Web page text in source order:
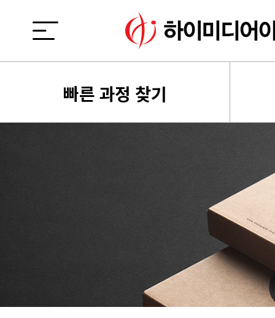
빠른 과정 찾기